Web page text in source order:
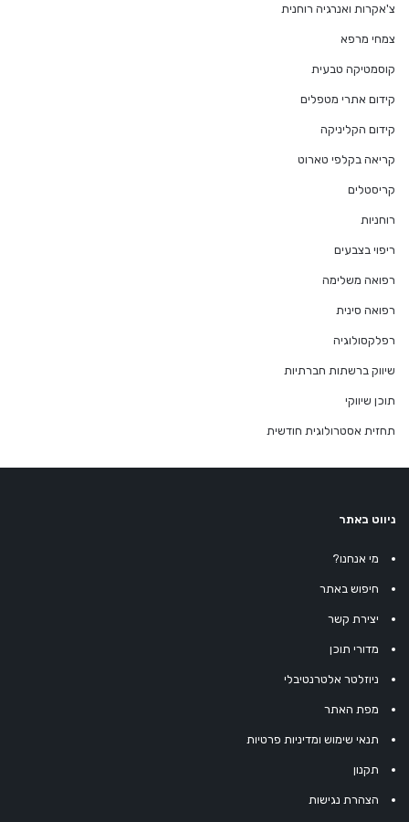
צ'אקרות ואנרגיה רוחנית
צמחי מרפא
קוסמטיקה טבעית
קידום אתרי מטפלים
קידום הקליניקה
קריאה בקלפי טארוט
קריסטלים
רוחניות
ריפוי בצבעים
רפואה משלימה
רפואה סינית
רפלקסולוגיה
שיווק ברשתות חברתיות
תוכן שיווקי
תחזית אסטרולוגית חודשית
ניווט באתר
מי אנחנו?
חיפוש באתר
יצירת קשר
מדורי תוכן
ניוזלטר אלטרנטיבלי
מפת האתר
תנאי שימוש ומדיניות פרטיות
תקנון
הצהרת נגישות